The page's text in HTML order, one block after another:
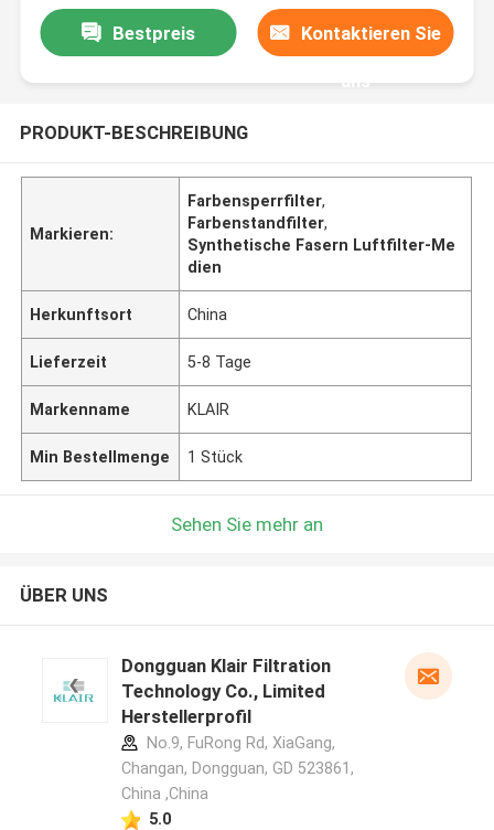
Bestpreis Kontaktieren Sie
uns
PRODUKT-BESCHREIBUNG
Markieren:
Farbensperrfilter,
Farbenstandfilter,
Synthetische Fasern Luftfilter-Me
dien
Herkunftsort China
Lieferzeit 5-8 Tage
Markenname KLAIR
Min Bestellmenge 1 Stück
Sehen Sie mehr an
ÜBER UNS
Dongguan Klair Filtration
Technology Co., Limited
Herstellerprofil
No.9, FuRong Rd, XiaGang,
Changan, Dongguan, GD 523861,
China ,China
5.0